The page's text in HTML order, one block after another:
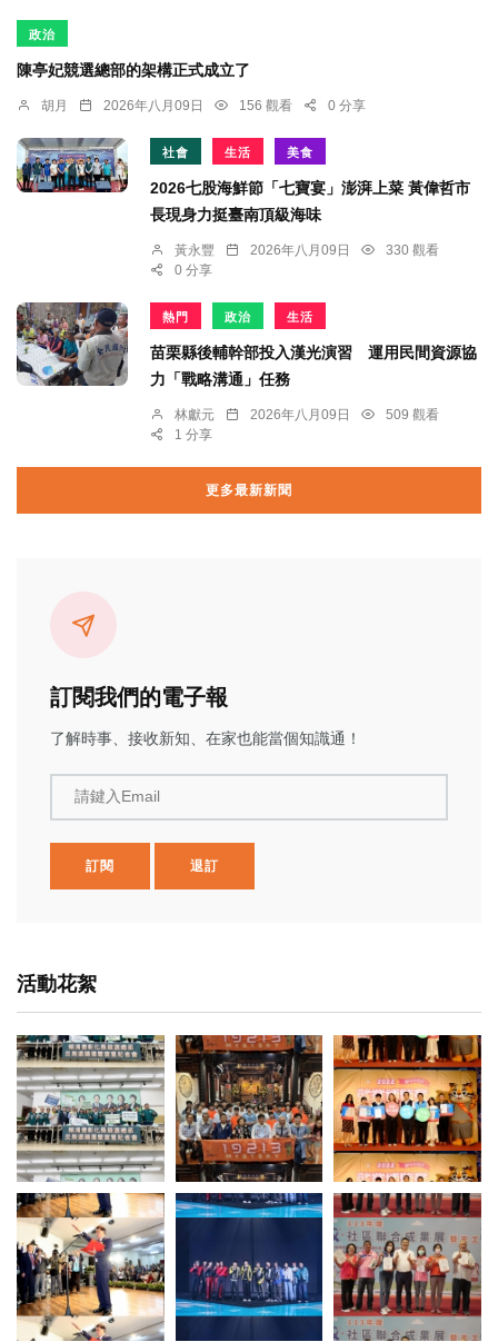
政治
陳亭妃競選總部的架構正式成立了
胡月 2026年八月09日 156 觀看 0 分享
社會 生活 美食
2026七股海鮮節「七寶宴」澎湃上菜 黃偉哲市
長現身力挺臺南頂級海味
黃永豐 2026年八月09日
330 觀看
0 分享
熱門 政治 生活
苗栗縣後輔幹部投入漢光演習 運用民間資源協
力「戰略溝通」任務
林獻元 2026年八月09日
509 觀看
1 分享
更多最新新聞
訂閱我們的電子報
了解時事、接收新知、在家也能當個知識通！
請鍵入Email
訂閱 退訂
活動花絮